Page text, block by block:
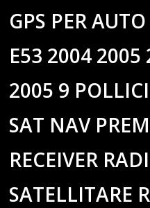
GPS PER
E53 2004 2005
2005 9
SAT NAV
RECEIVER
SATELLITARE